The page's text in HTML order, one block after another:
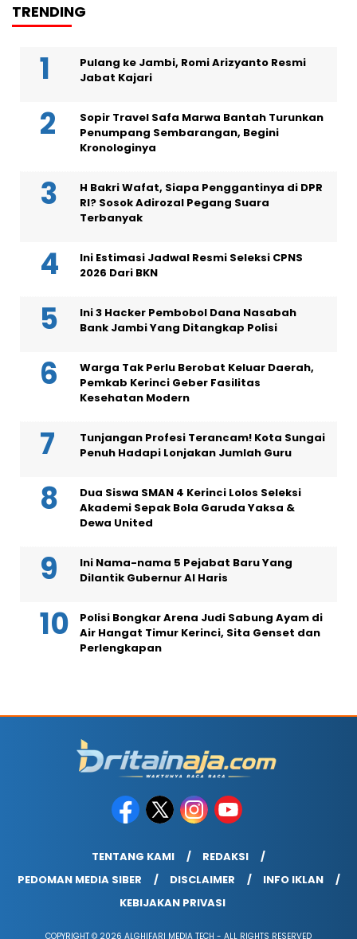
TRENDING
Pulang ke Jambi, Romi Arizyanto Resmi
Jabat Kajari
Sopir Travel Safa Marwa Bantah Turunkan
Penumpang Sembarangan, Begini
Kronologinya
H Bakri Wafat, Siapa Penggantinya di DPR
RI? Sosok Adirozal Pegang Suara
Terbanyak
Ini Estimasi Jadwal Resmi Seleksi CPNS
2026 Dari BKN
Ini 3 Hacker Pembobol Dana Nasabah
Bank Jambi Yang Ditangkap Polisi
Warga Tak Perlu Berobat Keluar Daerah,
Pemkab Kerinci Geber Fasilitas
Kesehatan Modern
Tunjangan Profesi Terancam! Kota Sungai
Penuh Hadapi Lonjakan Jumlah Guru
Dua Siswa SMAN 4 Kerinci Lolos Seleksi
Akademi Sepak Bola Garuda Yaksa &
Dewa United
Ini Nama-nama 5 Pejabat Baru Yang
Dilantik Gubernur Al Haris
Polisi Bongkar Arena Judi Sabung Ayam di
Air Hangat Timur Kerinci, Sita Genset dan
Perlengkapan
TENTANG KAMI
REDAKSI
PEDOMAN MEDIA SIBER
DISCLAIMER
INFO IKLAN
KEBIJAKAN PRIVASI
COPYRIGHT © 2026 ALGHIFARI MEDIA TECH - ALL RIGHTS RESERVED